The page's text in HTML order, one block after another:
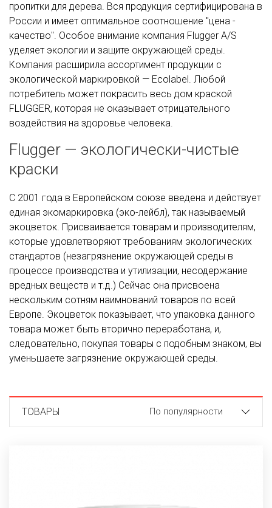
пропитки для дерева. Вся продукция сертифицирована в
России и имеет оптимальное соотношение "цена -
качество". Особое внимание компания Flugger A/S
уделяет экологии и защите окружающей среды.
Компания расширила ассортимент продукции с
экологической маркировкой — Ecolabel. Любой
потребитель может покрасить весь дом краской
FLUGGER, которая не оказывает отрицательного
воздействия на здоровье человека.
Flugger — экологически-чистые
краски
C 2001 года в Европейском союзе введена и действует
единая экомаркировка (эко-лейбл), так называемый
экоцветок. Присваивается товарам и производителям,
которые удовлетворяют требованиям экологических
стандартов (незагрязнение окружающей среды в
процессе производства и утилизации, несодержание
вредных веществ и т.д.) Сейчас она присвоена
нескольким сотням наимнований товаров по всей
Европе. Экоцветок показывает, что упаковка данного
товара может быть вторично переработана, и,
следовательно, покупая товары с подобным знаком, вы
уменьшаете загрязнение окружающей среды.
ТОВАРЫ